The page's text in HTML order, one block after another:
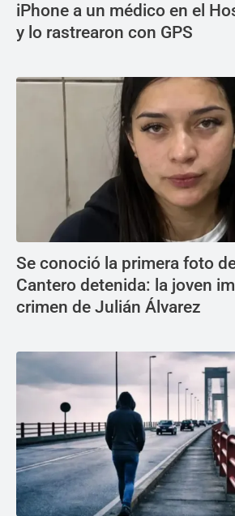
iPhone a un médico en el
y lo rastrearon con GPS
Se conoció la primera foto
Cantero detenida: la joven
crimen de Julián Álvarez